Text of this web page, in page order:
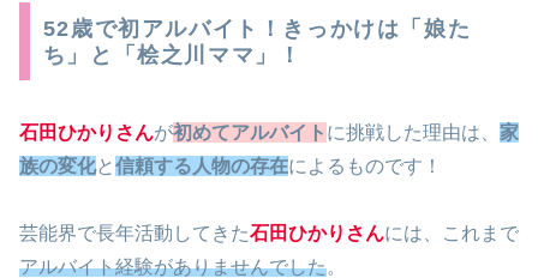
52歳で初アルバイト！きっかけは「娘た
ち」と「桧之川ママ」！
石田ひかりさんが初めてアルバイト に挑戦した理由は、 家
族の変化と信頼する人物の存在によるものです！
芸能界で長年活動してきた石田ひかりさんには、これまで
アルバイト経験がありませんでした。